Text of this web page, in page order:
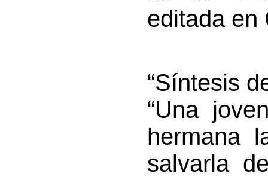
editada en
“Síntesis
“Una
hermana
salvarla